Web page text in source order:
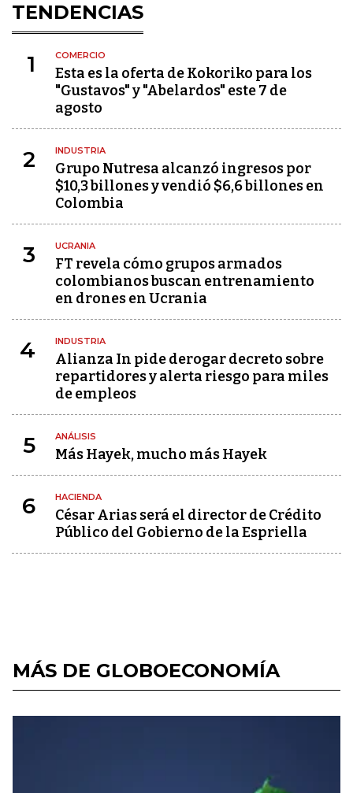
TENDENCIAS
1 COMERCIO
Esta es la oferta de Kokoriko para los
"Gustavos" y "Abelardos" este 7 de
agosto
2 INDUSTRIA
Grupo Nutresa alcanzó ingresos por
$10,3 billones y vendió $6,6 billones en
Colombia
3 UCRANIA
FT revela cómo grupos armados
colombianos buscan entrenamiento
en drones en Ucrania
4 INDUSTRIA
Alianza In pide derogar decreto sobre
repartidores y alerta riesgo para miles
de empleos
5 ANÁLISIS
Más Hayek, mucho más Hayek
6 HACIENDA
César Arias será el director de Crédito
Público del Gobierno de la Espriella
MÁS DE GLOBOECONOMÍA